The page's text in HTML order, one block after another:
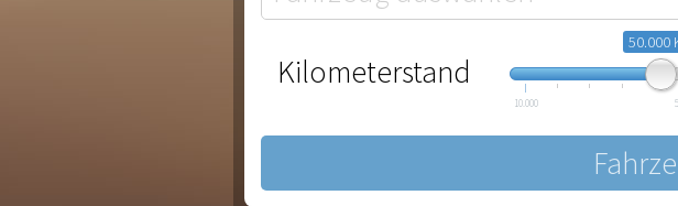
Kilometerstand
50.000
10.000